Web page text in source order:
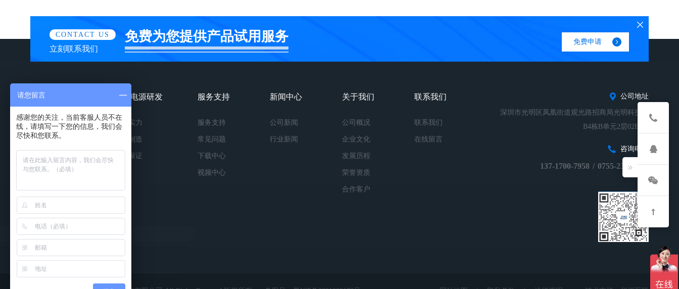
CONTACT US
立刻联系我们
免费为您提供产品试用服务 免费申请
镀膜电源产品
按种类
按功率
按应用
镀膜电源研发
研发实力
精工制造
品质保证
服务支持
服务支持
常见问题
下载中心
视频中心
新闻中心
公司新闻
行业新闻
关于我们
公司概况
企业文化
发展历程
荣誉资质
合作客户
联系我们
联系我们
在线留言
公司地址
深圳市光明区凤凰街道观光路招商局光明科技园
B4栋B单元2层02B-01
咨询电话
137-1700-7958 / 0755-23248674
请您留言
感谢您的关注，当前客服人员不在
线，请填写一下您的信息，我们会
尽快和您联系。